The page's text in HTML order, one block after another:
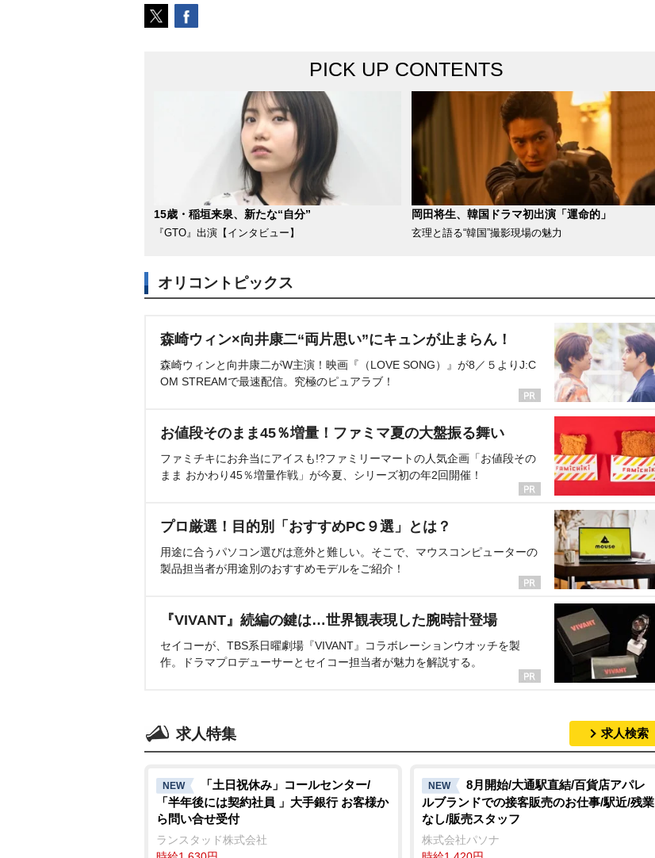
PICK UP CONTENTS
15歳・稲垣来泉、新たな“自分”
『GTO』出演【インタビュー】
岡田将生、韓国ドラマ初出演「運命的」
玄理と語る“韓国”撮影現場の魅力
オリコントピックス
森崎ウィン×向井康二“両片思い”にキュンが止まらん！
森崎ウィンと向井康二がW主演！映画『（LOVE SONG）』が8／５よりJ:C
OM STREAMで最速配信。究極のピュアラブ！
お値段そのまま45％増量！ファミマ夏の大盤振る舞い
ファミチキにお弁当にアイスも!?ファミリーマートの人気企画「お値段その
まま おかわり45％増量作戦」が今夏、シリーズ初の年2回開催！
プロ厳選！目的別「おすすめPC９選」とは？
用途に合うパソコン選びは意外と難しい。そこで、マウスコンピューターの
製品担当者が用途別のおすすめモデルをご紹介！
『VIVANT』続編の鍵は…世界観表現した腕時計登場
セイコーが、TBS系日曜劇場『VIVANT』コラボレーションウオッチを製
作。ドラマプロデューサーとセイコー担当者が魅力を解説する。
求人特集 求人検索
NEW
「土日祝休み」コールセンター/
「半年後には契約社員 」大手銀行 お客様か
ら問い合せ受付
ランスタッド株式会社
NEW
8月開始/大通駅直結/百貨店アパレ
ルブランドでの接客販売のお仕事/駅近/残業
なし/販売スタッフ
株式会社パソナ